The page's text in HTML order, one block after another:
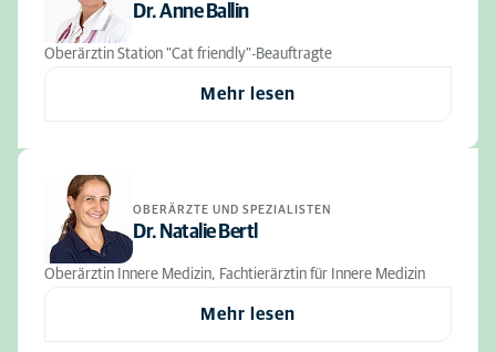
Dr. Anne Ballin
Oberärztin Station "Cat friendly"-Beauftragte
Mehr lesen
OBERÄRZTE UND SPEZIALISTEN
Dr. Natalie Bertl
Oberärztin Innere Medizin, Fachtierärztin für Innere Medizin
Mehr lesen